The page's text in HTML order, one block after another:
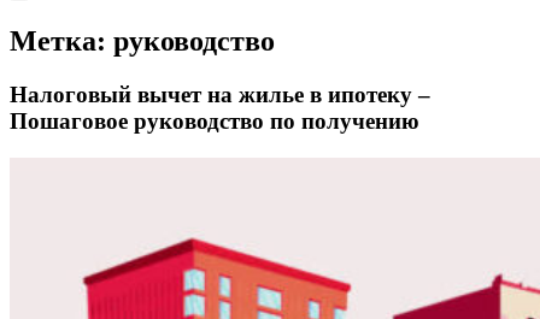
Метка: руководство
Налоговый вычет на жилье в ипотеку –
Пошаговое руководство по получению